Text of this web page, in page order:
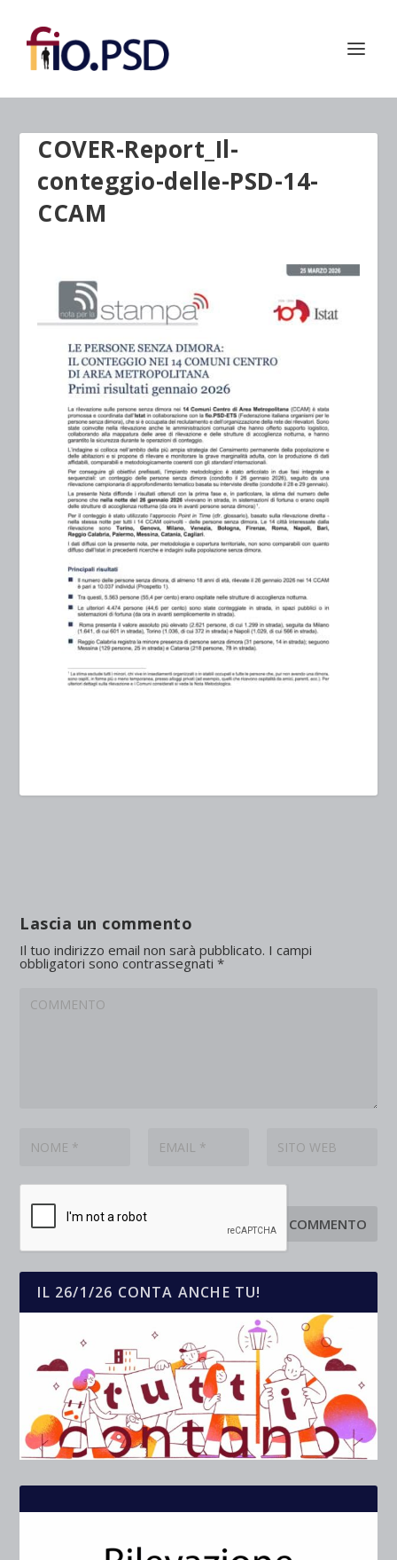
COVER-Report_Il-
conteggio-delle-PSD-14-
CCAM
Lascia un commento
Il tuo indirizzo email non sarà pubblicato. I campi
obbligatori sono contrassegnati*
IL 26/1/26 CONTA ANCHE TU!